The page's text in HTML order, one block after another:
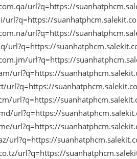
url?q=https://
url?q=https://
url?q=https://
url?q=https://
url?q=https://
url?q=https://
url?q=https://
url?q=https://
url?q=https://
url?q=https://
url?q=https://
url?q=https://